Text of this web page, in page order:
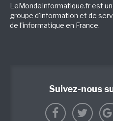
LeMondeInformatique.fr est
groupe d'information et de
de l'informatique en France.
Suivez-nous